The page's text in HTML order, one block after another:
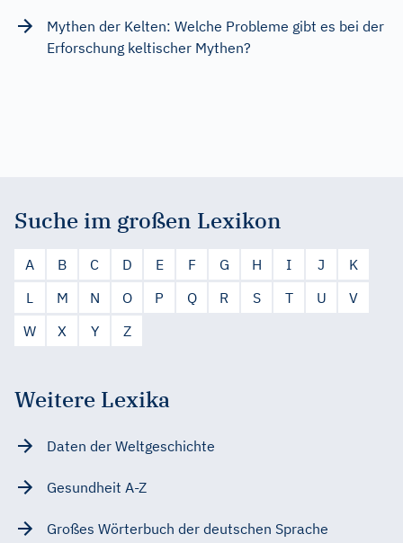
Mythen der Kelten: Welche Probleme gibt es bei der
Erforschung keltischer Mythen?
Suche im großen Lexikon
A B C D E F G H I J
K
L
M N O P Q R S T U
V
W
X Y Z
Weitere Lexika
Daten der Weltgeschichte
Gesundheit A-Z
Großes Wörterbuch der deutschen Sprache